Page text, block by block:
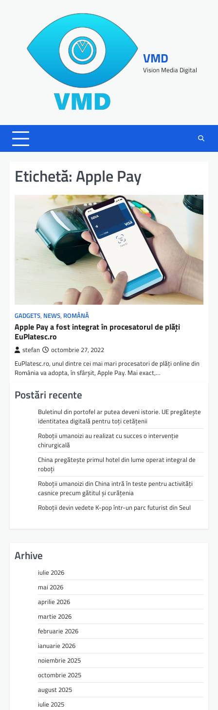
VMD
Vision Media Digital
Etichetă:Apple Pay
GADGETS, NEWS, ROMÂNĂ
Apple Pay a fost integrat în procesatorul de plăţi
EuPlatesc.ro
stefan octombrie 27, 2022
EuPlatesc.ro, unul dintre cei mai mari procesatori de plăți online din
România va adopta, în sfârșit, Apple Pay. Mai exact,…
Postări recente
Buletinul din portofel ar putea deveni istorie. UE pregătește
identitatea digitală pentru toți cetățenii
Roboții umanoizi au realizat cu succes o intervenție
chirurgicală
China pregătește primul hotel din lume operat integral de
roboți
Roboții umanoizi din China intră în teste pentru activități
casnice precum gătitul și curățenia
Roboții devin vedete K-pop într-un parc futurist din Seul
Arhive
iulie 2026
mai 2026
aprilie 2026
martie 2026
februarie 2026
ianuarie 2026
noiembrie 2025
octombrie 2025
august 2025
iulie 2025